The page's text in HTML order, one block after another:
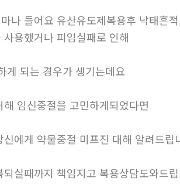
나 들어요 유산유도제복용후 낙태흔
용했거나 피임실패로 인해
게 되는 경우가 생기는데요
임신중절을 고민하게되었다면
에게 약물중절 미프진 대해 알려드립
실때까지 책임지고 복용상담도와드